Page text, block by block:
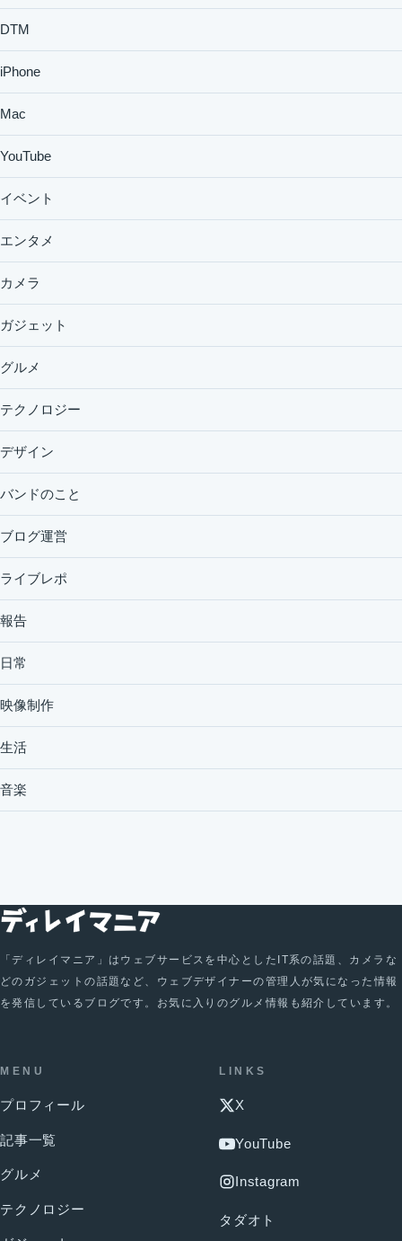
DTM
iPhone
Mac
YouTube
イベント
エンタメ
カメラ
ガジェット
グルメ
テクノロジー
デザイン
バンドのこと
ブログ運営
ライブレポ
報告
日常
映像制作
生活
音楽
「ディレイマニア」はウェブサービスを中心としたIT系の話題、カメラな
どのガジェットの話題など、ウェブデザイナーの管理人が気になった情報
を発信しているブログです。お気に入りのグルメ情報も紹介しています。
MENU
プロフィール
記事一覧
グルメ
テクノロジー
LINKS
X
YouTube
Instagram
タダオト